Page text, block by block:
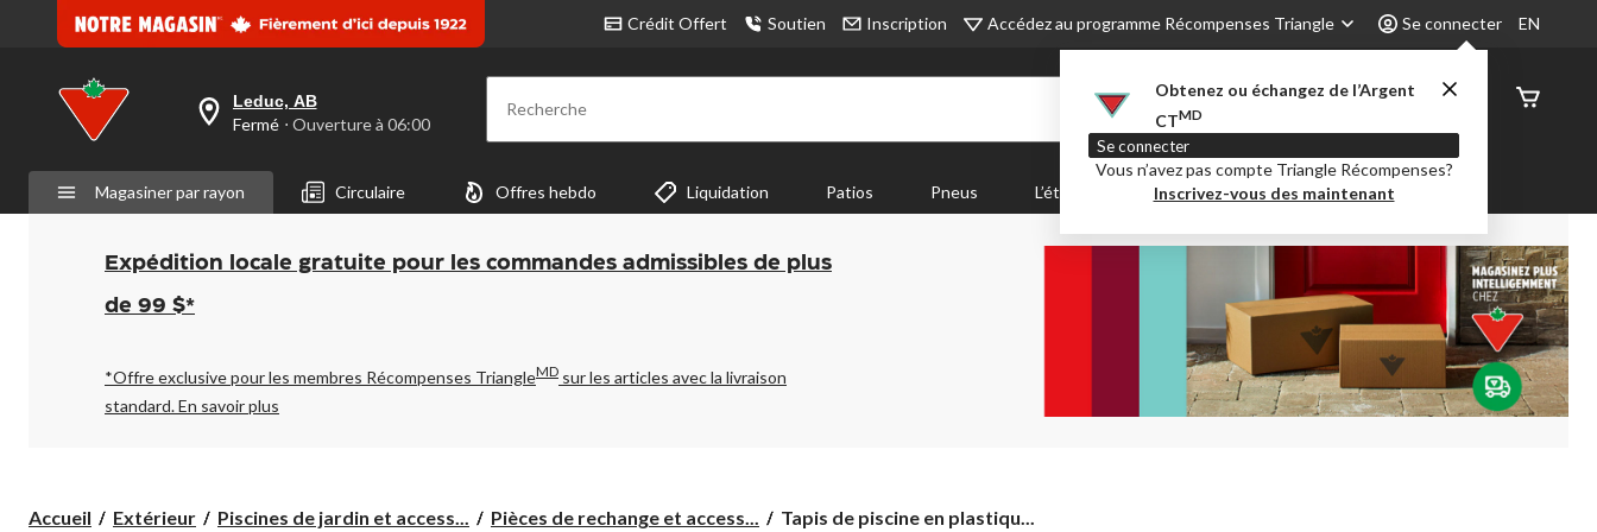
Crédit Offert Soutien Inscription Accédez au programme Récompenses Triangle Se connecter
Obtenez ou échangez de l’Argent
CTMD
Se connecter
Vous n’avez pas compte Triangle Récompenses?
Inscrivez-vous des maintenant
EN
votre
est
Leduc,
AB,
Fermé,
Ouverture
à
pour
changer
Leduc, AB
Fermé ⋅ Ouverture à 06:00 Recherche
État de
Magasiner par rayon Circulaire Offres hebdo Liquidation Patios Pneus L’été Party City Centre-auto
Expédition locale gratuite pour les commandes admissibles de plus
de 99 $*
*Offre exclusive pour les membres Récompenses TriangleMD sur les articles avec la livraison
standard.En savoir plus
Accueil Extérieur Piscines de jardin et access... Pièces de rechange et access...
Tapis
Tapis de piscine en plastiqu...